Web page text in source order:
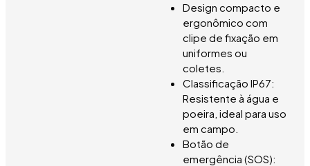
Design compacto e
ergonômico com
clipe de fixação em
uniformes ou
coletes.
Classificação IP67:
Resistente à água e
poeira, ideal para uso
em campo.
Botão de
emergência (SOS):